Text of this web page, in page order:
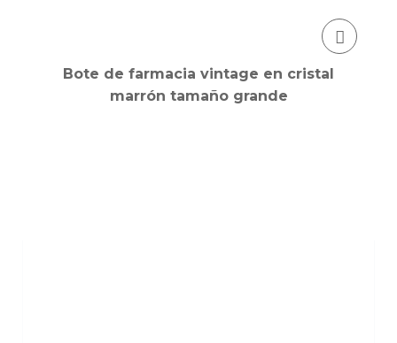
Bote de farmacia vintage en cristal
marrón tamaño grande